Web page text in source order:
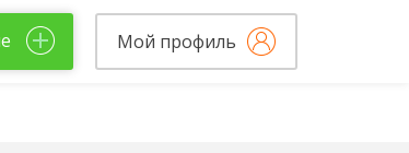
Мой профиль